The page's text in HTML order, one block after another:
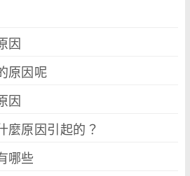
因
原因呢
因
麼原因引起的？
哪些